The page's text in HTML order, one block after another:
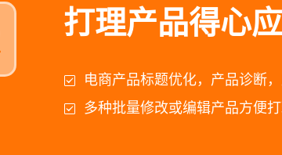
产品复制功能
快速上新的最好办法就是复制
别人店铺的产品也可以完整的复